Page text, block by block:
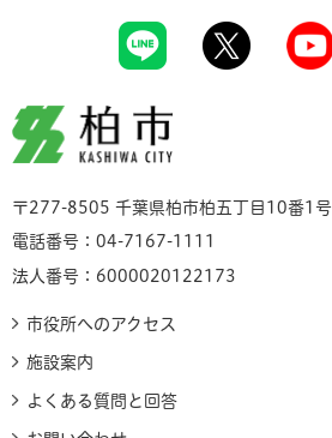
柏市
〒277-8505 千葉県柏市柏五丁目10番1号
電話番号：04-7167-1111
法人番号：6000020122173
市役所へのアクセス
施設案内
よくある質問と回答